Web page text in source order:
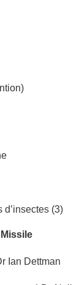
d’insectes (3)
Ian Dettman